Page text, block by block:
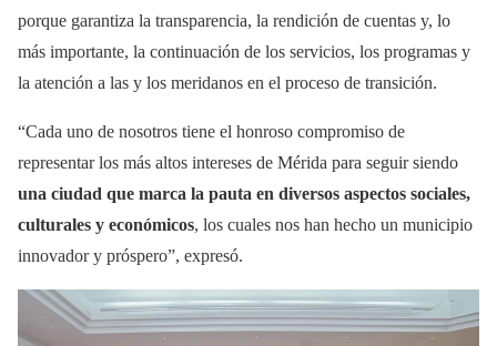
porque garantiza la transparencia, la rendición de cuentas y, lo
más importante, la continuación de los servicios, los programas y
la atención a las y los meridanos en el proceso de transición.
“Cada uno de nosotros tiene el honroso compromiso de
representar los más altos intereses de Mérida para seguir siendo
una ciudad que marca la pauta en diversos aspectos sociales,
culturales y económicos, los cuales nos han hecho un municipio
innovador y próspero”, expresó.